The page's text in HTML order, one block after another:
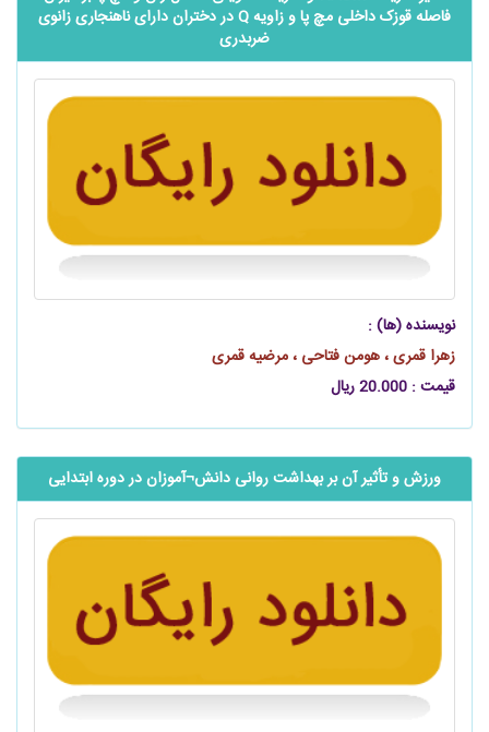
فاصله قوزک داخلی مچ پا و زاویه Q در دختران دارای ناهنجاری زانوی
ضربدری
نویسنده (ها) :
زهرا قمری ، هومن فتاحی ، مرضیه قمری
قیمت : 20.000 ریال
ورزش و تأثیر آن بر بهداشت روانی دانش¬آموزان در دوره ابتدایی